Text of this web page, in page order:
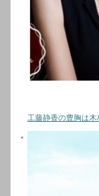
工藤静香の豊胸は